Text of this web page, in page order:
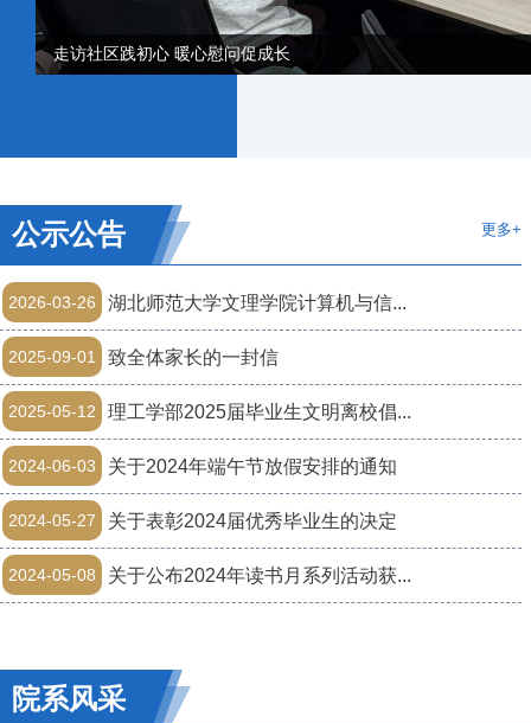
走访社区践初心 暖心慰问促成长
公示公告 更多+
2026-03-26 湖北师范大学文理学院计算机与信...
2025-09-01 致全体家长的一封信
2025-05-12 理工学部2025届毕业生文明离校倡...
2024-06-03 关于2024年端午节放假安排的通知
2024-05-27 关于表彰2024届优秀毕业生的决定
2024-05-08 关于公布2024年读书月系列活动获...
院系风采